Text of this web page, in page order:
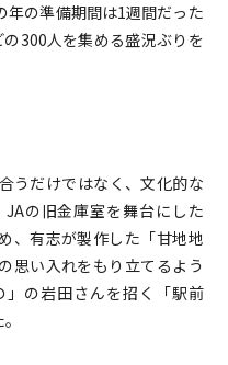
年の準備期間は1週間だった
300人を集める盛況ぶりを
うだけではなく、文化的な
の旧金庫室を舞台にした
、有志が製作した「甘地地
思い入れをもり立てるよう
の岩田さんを招く「駅前